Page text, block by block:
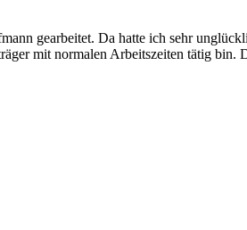
gearbeitet. Da hatte ich sehr
mit normalen Arbeitszeiten tätig bin.